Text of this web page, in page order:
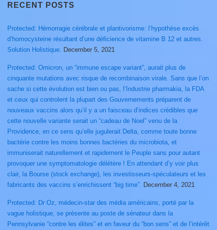
RECENT POSTS
Protected: Hémorragie cérébrale et plantivorisme: l’hypothèse excès
d’homocysteine résultant d’une déficience de vitamine B 12 et autres.
Solution Holistique. December 5, 2021
Protected: Omicron, un “immune escape variant”, aurait plus de
cinquante mutations avec risque de recombinaison virale. Sans que l’on
sache si cette évolution est bien ou pas, l’Industrie pharmakia, la FDA
et ceux qui controlent la plupart des Gouvernements préparent de
nouveaux vaccins alors qu’il y a un faisceau d’indices crédibles que
cette nouvelle variante serait un “cadeau de Noel” venu de la
Providence, en ce sens qu’elle jugulerait Delta, comme toute bonne
bactérie contre les moins bonnes bactéries du microbiota, et
immuniserait naturellement et rapidement le Peuple sans pour autant
provoquer une symptomatologie délétère ! En attendant d’y voir plus
clair, la Bourse (stock exchange), les investisseurs-spéculateurs et les
fabricants des vaccins s’enrichissent “big time”. December 4, 2021
Protected: Dr Oz, médecin-star des média américains, porté par la
vague holistique, se présente au poste de sénateur dans la
Pennsylvanie “contre les élites” et en faveur du “bon sens” et de l’intérêt